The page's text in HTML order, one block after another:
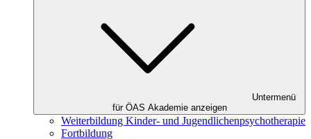
Untermenü
für ÖAS Akademie anzeigen
Weiterbildung Kinder- und Jugendlichenpsychotherapie
Fortbildung